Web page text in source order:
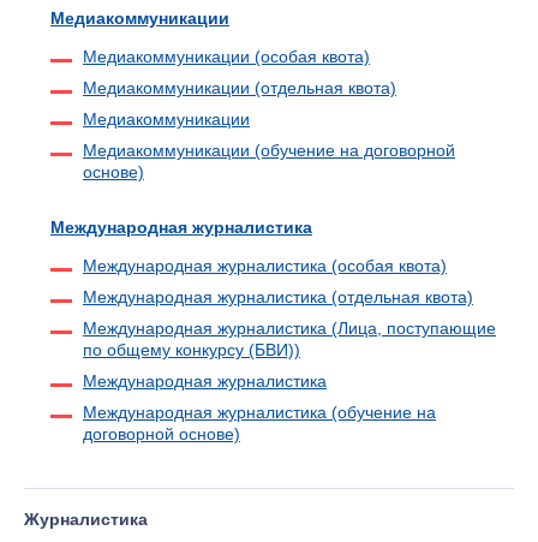
Медиакоммуникации
Медиакоммуникации (особая квота)
Медиакоммуникации (отдельная квота)
Медиакоммуникации
Медиакоммуникации (обучение на договорной
основе)
Международная журналистика
Международная журналистика (особая квота)
Международная журналистика (отдельная квота)
Международная журналистика (Лица, поступающие
по общему конкурсу (БВИ))
Международная журналистика
Международная журналистика (обучение на
договорной основе)
Журналистика